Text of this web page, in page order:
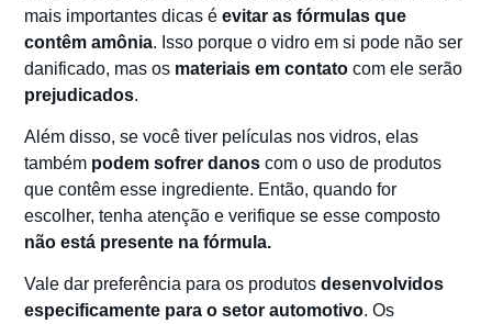
mais importantes dicas éevitar as fórmulas que
contêm amônia. Isso porque o vidro em si pode não ser
danificado, mas os materiais em contato com ele serão
prejudicados.
Além disso, se você tiver películas nos vidros, elas
também podem sofrer danos com o uso de produtos
que contêm esse ingrediente. Então, quando for
escolher, tenha atenção e verifique se esse composto
não está presente na fórmula.
Vale dar preferência para os produtosdesenvolvidos
especificamente para o setor automotivo. Os